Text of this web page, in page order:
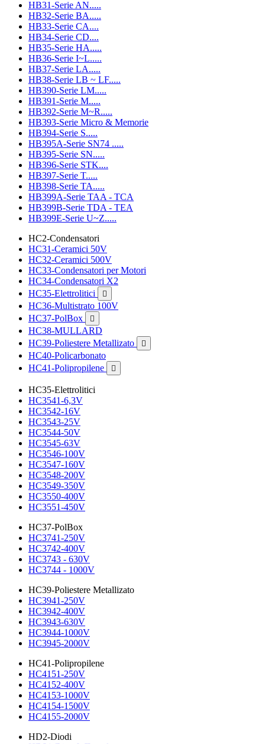
HB31-Serie AN.....
HB32-Serie BA.....
HB33-Serie CA....
HB34-Serie CD....
HB35-Serie HA.....
HB36-Serie I~L.....
HB37-Serie LA.....
HB38-Serie LB ~ LF.....
HB390-Serie LM.....
HB391-Serie M.....
HB392-Serie M~R.....
HB393-Serie Micro & Memorie
HB394-Serie S.....
HB395A-Serie SN74 .....
HB395-Serie SN.....
HB396-Serie STK....
HB397-Serie T.....
HB398-Serie TA.....
HB399A-Serie TAA - TCA
HB399B-Serie TDA - TEA
HB399E-Serie U~Z.....
HC2-Condensatori
HC31-Ceramici 50V
HC32-Ceramici 500V
HC33-Condensatori per Motori
HC34-Condensatori X2
HC35-Elettrolitici

HC36-Multistrato 100V
HC37-PolBox

HC38-MULLARD
HC39-Poliestere Metallizato

HC40-Policarbonato
HC41-Polipropilene

HC35-Elettrolitici
HC3541-6,3V
HC3542-16V
HC3543-25V
HC3544-50V
HC3545-63V
HC3546-100V
HC3547-160V
HC3548-200V
HC3549-350V
HC3550-400V
HC3551-450V
HC37-PolBox
HC3741-250V
HC3742-400V
HC3743 - 630V
HC3744 - 1000V
HC39-Poliestere Metallizato
HC3941-250V
HC3942-400V
HC3943-630V
HC3944-1000V
HC3945-2000V
HC41-Polipropilene
HC4151-250V
HC4152-400V
HC4153-1000V
HC4154-1500V
HC4155-2000V
HD2-Diodi